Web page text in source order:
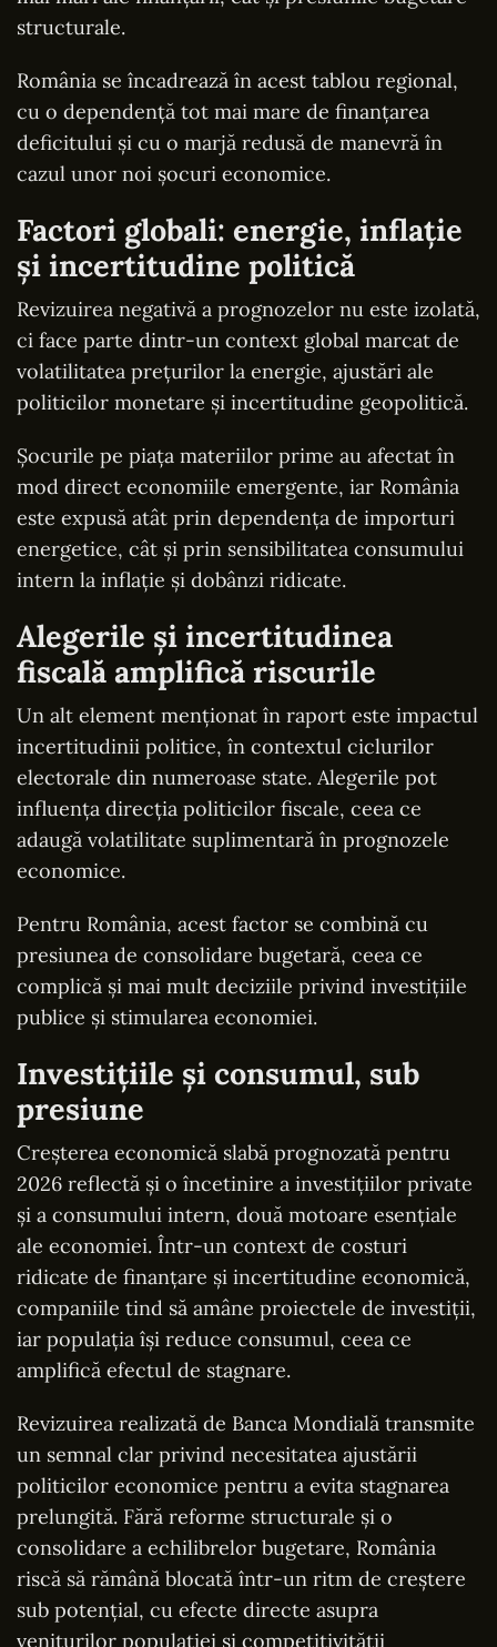
structurale.
România se încadrează în acest tablou regional,
cu o dependență tot mai mare de finanțarea
deficitului și cu o marjă redusă de manevră în
cazul unor noi șocuri economice.
Factori globali: energie, inflație
și incertitudine politică
Revizuirea negativă a prognozelor nu este izolată,
ci face parte dintr-un context global marcat de
volatilitatea prețurilor la energie, ajustări ale
politicilor monetare și incertitudine geopolitică.
Șocurile pe piața materiilor prime au afectat în
mod direct economiile emergente, iar România
este expusă atât prin dependența de importuri
energetice, cât și prin sensibilitatea consumului
intern la inflație și dobânzi ridicate.
Alegerile și incertitudinea
fiscală amplifică riscurile
Un alt element menționat în raport este impactul
incertitudinii politice, în contextul ciclurilor
electorale din numeroase state. Alegerile pot
influența direcția politicilor fiscale, ceea ce
adaugă volatilitate suplimentară în prognozele
economice.
Pentru România, acest factor se combină cu
presiunea de consolidare bugetară, ceea ce
complică și mai mult deciziile privind investițiile
publice și stimularea economiei.
Investițiile și consumul, sub
presiune
Creșterea economică slabă prognozată pentru
2026 reflectă și o încetinire a investițiilor private
și a consumului intern, două motoare esențiale
ale economiei. Într-un context de costuri
ridicate de finanțare și incertitudine economică,
companiile tind să amâne proiectele de investiții,
iar populația își reduce consumul, ceea ce
amplifică efectul de stagnare.
Revizuirea realizată de Banca Mondială transmite
un semnal clar privind necesitatea ajustării
politicilor economice pentru a evita stagnarea
prelungită. Fără reforme structurale și o
consolidare a echilibrelor bugetare, România
riscă să rămână blocată într-un ritm de creștere
sub potențial, cu efecte directe asupra
veniturilor populației și competitivității